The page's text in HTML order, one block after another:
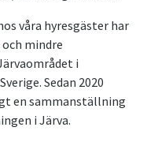
våra hyresgäster har
mindre
i
Sedan 2020
en sammanställning
i Järva.